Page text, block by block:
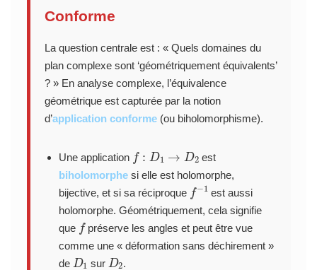
Conforme
La question centrale est : « Quels domaines du
plan complexe sont ‘géométriquement équivalents’
? » En analyse complexe, l’équivalence
géométrique est capturée par la notion
d’application conforme(ou biholomorphisme).
Une application :D 1→
est
biholomorphesi elle est holomorphe,
bijective, et si sa réciproque −1 est aussi
holomorphe. Géométriquement, cela signifie
que
préserve les angles et peut être vue
comme une « déformation sans déchirement »
de D
1 sur D
2 .